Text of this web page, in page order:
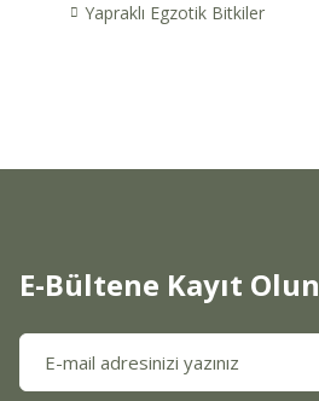
Yapraklı Egzotik Bitkiler
E-Bültene Kayıt Olun